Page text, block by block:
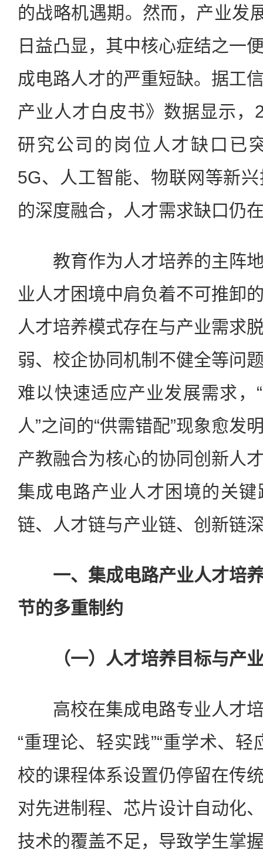
的战略机遇期。然而，产业发
日益凸显，其中核心症结之一
成电路人才的严重短缺。据工
产业人才白皮书》数据显示，
研究公司的岗位人才缺口已
5G、人工智能、物联网等新
的深度融合，人才需求缺口仍
教育作为人才培养的主阵地
业人才困境中肩负着不可推卸
人才培养模式存在与产业需求
弱、校企协同机制不健全等问
难以快速适应产业发展需求，
人”之间的“供需错配”现象愈发
产教融合为核心的协同创新人
集成电路产业人才困境的关
链、人才链与产业链、创新链
一、集成电路产业人才培
节的多重制约
（一）人才培养目标与产业
高校在集成电路专业人才培
“重理论、轻实践”“重学术、
校的课程体系设置仍停留在传
对先进制程、芯片设计自动化
技术的覆盖不足，导致学生掌